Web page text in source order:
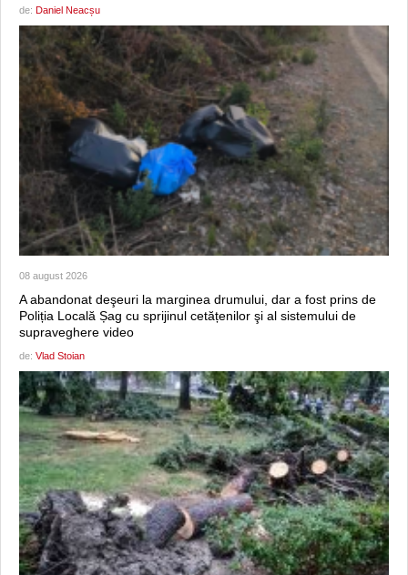
de: Daniel Neacșu
08 august 2026
A abandonat deşeuri la marginea drumului, dar a fost prins de
Poliția Locală Șag cu sprijinul cetățenilor şi al sistemului de
supraveghere video
de: Vlad Stoian